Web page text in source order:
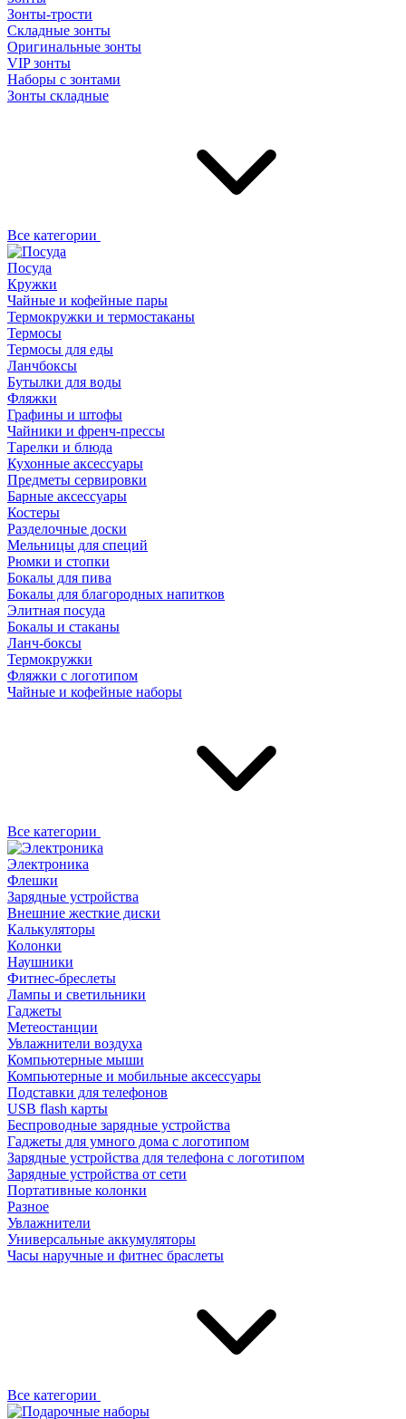
Зонты-трости
Складные зонты
Оригинальные зонты
VIP зонты
Наборы с зонтами
Зонты складные
Все категории
Посуда
Кружки
Чайные и кофейные пары
Термокружки и термостаканы
Термосы
Термосы для еды
Ланчбоксы
Бутылки для воды
Фляжки
Графины и штофы
Чайники и френч-прессы
Тарелки и блюда
Кухонные аксессуары
Предметы сервировки
Барные аксессуары
Костеры
Разделочные доски
Мельницы для специй
Рюмки и стопки
Бокалы для пива
Бокалы для благородных напитков
Элитная посуда
Бокалы и стаканы
Ланч-боксы
Термокружки
Фляжки с логотипом
Чайные и кофейные наборы
Все категории
Электроника
Флешки
Зарядные устройства
Внешние жесткие диски
Калькуляторы
Колонки
Наушники
Фитнес-бреслеты
Лампы и светильники
Гаджеты
Метеостанции
Увлажнители воздуха
Компьютерные мыши
Компьютерные и мобильные аксессуары
Подставки для телефонов
USB flash карты
Беспроводные зарядные устройства
Гаджеты для умного дома с логотипом
Зарядные устройства для телефона с логотипом
Зарядные устройства от сети
Портативные колонки
Разное
Увлажнители
Универсальные аккумуляторы
Часы наручные и фитнес браслеты
Все категории